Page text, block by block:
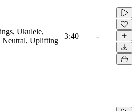
Ukulele,
Neutral, Uplifting
3:40 -